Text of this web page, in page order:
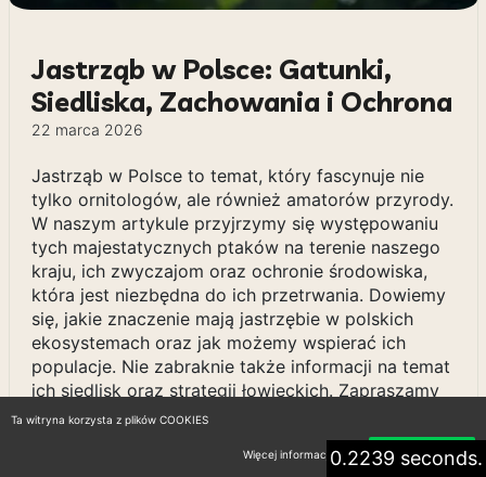
Jastrząb w Polsce: Gatunki,
Siedliska, Zachowania i Ochrona
22 marca 2026
Jastrząb w Polsce to temat, który fascynuje nie
tylko ornitologów, ale również amatorów przyrody.
W naszym artykule przyjrzymy się występowaniu
tych majestatycznych ptaków na terenie naszego
kraju, ich zwyczajom oraz ochronie środowiska,
która jest niezbędna do ich przetrwania. Dowiemy
się, jakie znaczenie mają jastrzębie w polskich
ekosystemach oraz jak możemy wspierać ich
populacje. Nie zabraknie także informacji na temat
ich siedlisk oraz strategii łowieckich. Zapraszamy
do odkrywania tajemnic jastrzębia w Polsce i
poznawania piękna naszej rodzimej flory i fauny.
0.2239 seconds.
Ta witryna korzysta z plików COOKIES
Więcej informacji Akceptuję